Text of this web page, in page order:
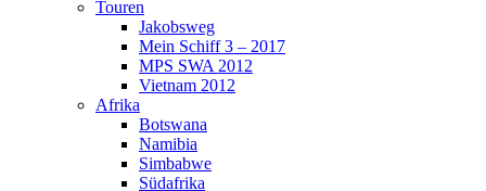
Touren
Jakobsweg
Mein Schiff 3 – 2017
MPS SWA 2012
Vietnam 2012
Afrika
Botswana
Namibia
Simbabwe
Südafrika